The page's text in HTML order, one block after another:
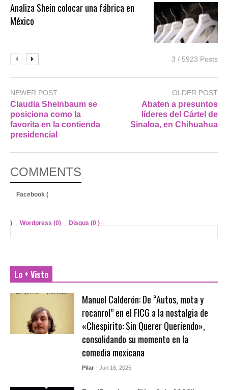
Analiza Shein colocar una fábrica en
México
3 / 5923 Posts
NEWER POST
Claudia Sheinbaum se
posiciona como la
favorita en la contienda
presidencial
OLDER POST
Abaten a presuntos
líderes del Cártel de
Sinaloa, en Chihuahua
COMMENTS
Facebook (
) Wordpress (0) Disqus (0 )
Lo + Visto
Manuel Calderón: De “Autos, mota y
rocanrol” en el FICG a la nostalgia de
«Chespirito: Sin Querer Queriendo»,
consolidando su momento en la
comedia mexicana
Pilar - Jun 16, 2025